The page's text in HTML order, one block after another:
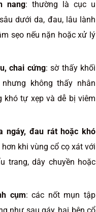
nang: thường là cục u
dưới da, đau, lâu lành
sẹo nếu nặn hoặc xử lý
chai cứng: sờ thấy khối
không thấy nhân
khó tự xẹp và dễ bị viêm
ngáy, đau rát hoặc khó
khi vùng cổ cọ xát với
trang, dây chuyền hoặc
cụm: các nốt mụn tập